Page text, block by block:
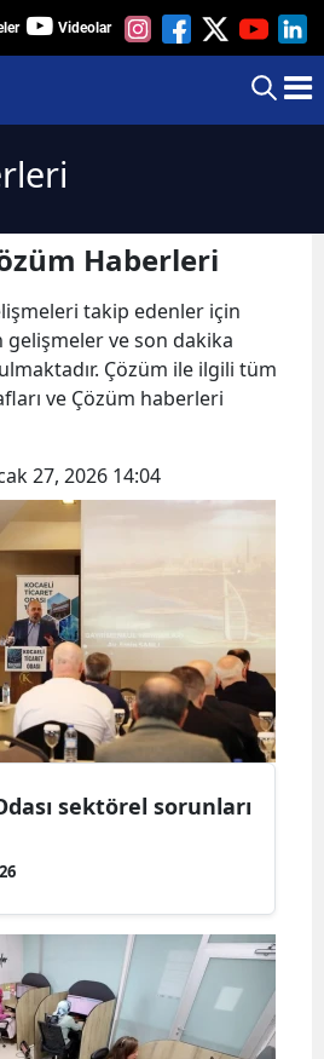
Videolar
Haberleri
takip edenler için
gelişmeler ve son dakika
Çözüm ile ilgili tüm
ve Çözüm haberleri
27, 2026 14:04
sektörel sorunları